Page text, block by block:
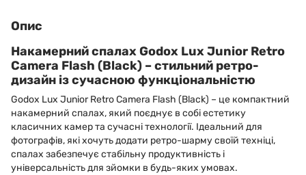
Опис
Накамерний спалах Godox Lux Junior Retro
Camera Flash (Black) – стильний ретро-
дизайн із сучасною функціональністю
Godox Lux Junior Retro Camera Flash (Black) – це компактний
накамерний спалах, який поєднує в собі естетику
класичних камер та сучасні технології. Ідеальний для
фотографів, які хочуть додати ретро-шарму своїй техніці,
спалах забезпечує стабільну продуктивність і
універсальність для зйомки в будь-яких умовах.